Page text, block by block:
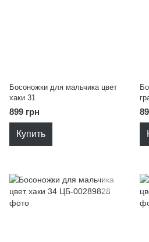
Босоножки для мальчика цвет
хаки 31
899 грн
Купить